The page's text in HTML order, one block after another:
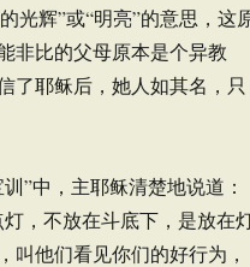
光辉”或“明亮”的意思，这
非比的父母原本是个异教
了耶稣后，她人如其名，只
”中，主耶稣清楚地说道：
，不放在斗底下，是放在
叫他们看见你们的好行为，